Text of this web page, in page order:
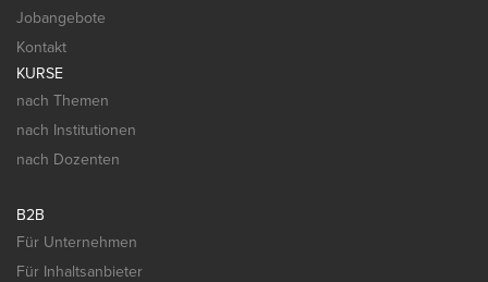
Jobangebote
Kontakt
KURSE
nach Themen
nach Institutionen
nach Dozenten
B2B
Für Unternehmen
Für Inhaltsanbieter